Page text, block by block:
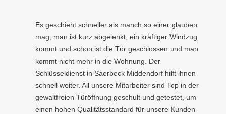
Es geschieht schneller als manch so einer glauben
mag, man ist kurz abgelenkt, ein kräftiger Windzug
kommt und schon ist die Tür geschlossen und man
kommt nicht mehr in die Wohnung. Der
Schlüsseldienst in Saerbeck Middendorf hilft ihnen
schnell weiter. All unsere Mitarbeiter sind Top in der
gewaltfreien Türöffnung geschult und getestet, um
einen hohen Qualitätsstandard für unsere Kunden